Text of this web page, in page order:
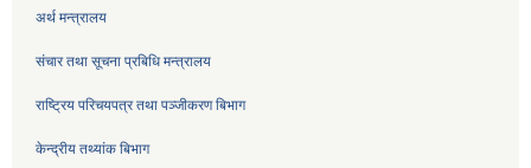
अर्थ मन्त्रालय
संचार तथा सूचना प्रबिधि मन्त्रालय
राष्ट्रिय परिचयपत्र तथा पञ्जीकरण बिभाग
केन्द्रीय तथ्यांक बिभाग